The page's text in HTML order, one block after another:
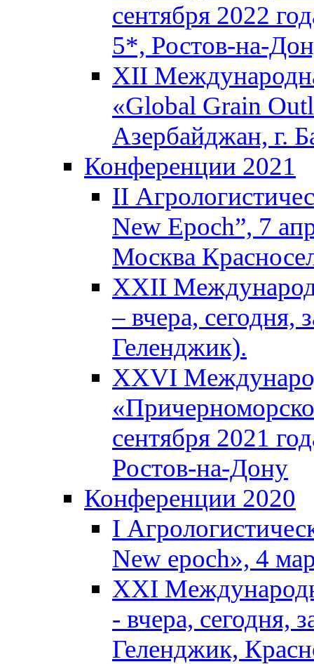
сентября 2022
5*, Ростов-на-
XII
«Global Grain
Азербайджан, г.
Конференции 2021
II
New Epoch”, 7
Москва
XXII
– вчера, сегодня,
Геленджик).
XXVI
сентября 2021
Ростов-на-Дону
Конференции 2020
I
New epoch», 4
XXI
- вчера, сегодня,
Геленджик,